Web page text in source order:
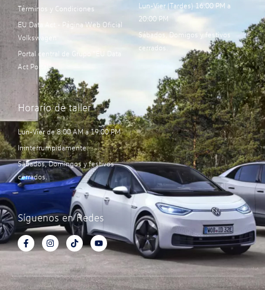
Términos y Condiciones
EU Data Act - Página Web Oficial
Volkswagen
Portal central de Grupo “EU Data
Act Portal”:
Lun-Vier (Tardes) 16:00 PM a
20:00 PM
Sábados, Domigos y festivos
cerrados.
Horario de taller
Lun-Vier de 8:00 AM a 19:00 PM
Ininterrumpidamente.
Sábados, Domingos y festivos
cerrados.
Síguenos en Redes